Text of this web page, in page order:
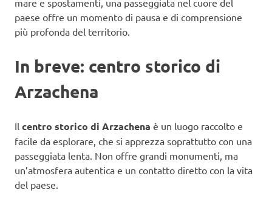
paese offre un momento di pausa e di comprensione
più profonda del territorio.
In breve: centro storico di
Arzachena
Il centro storico di Arzachena è un luogo raccolto e
facile da esplorare, che si apprezza soprattutto con una
passeggiata lenta. Non offre grandi monumenti, ma
un’atmosfera autentica e un contatto diretto con la vita
del paese.